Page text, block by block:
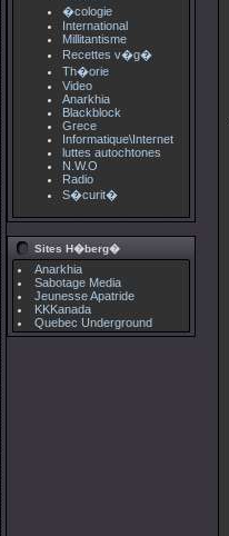
�cologie
International
Millitantisme
Recettes v�g�
Th�orie
Video
Anarkhia
Blackblock
Grece
Informatique\Internet
luttes autochtones
N.W.O
Radio
S�curit�
Sites H�berg�
Anarkhia
Sabotage Media
Jeunesse Apatride
KKKanada
Quebec Underground